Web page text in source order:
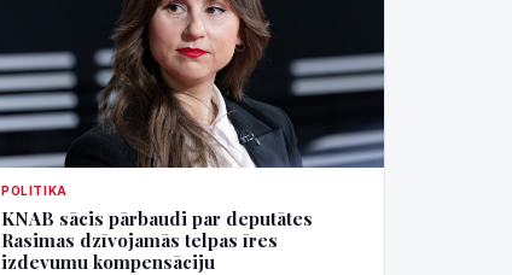
POLITIKA
KNAB sācis pārbaudi par deputātes
Rasimas dzīvojamās telpas īres
izdevumu kompensāciju